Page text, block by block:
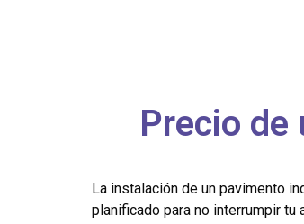
Precio de
La instalación de un pavimento
planificado para no interrumpir